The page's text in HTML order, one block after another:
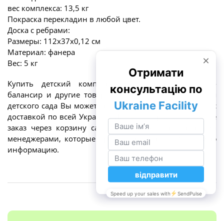
вес комплекса: 13,5 кг
Покраска перекладин в любой цвет.
Доска с ребрами:
Размеры: 112х37х0,12 см
Материал: фанера
Вес: 5 кг
Купить детский комплекс Треугольник и качели-
балансир и другие товарыигровой деятельностидля
детского сада Вы можете по цене от производителя и с
доставкой по всей Украине. Для этого просто оформите
заказ через корзину сайта или свяжитесь с нашими
менеджерами, которые предоставят всю необходимую
информацию.